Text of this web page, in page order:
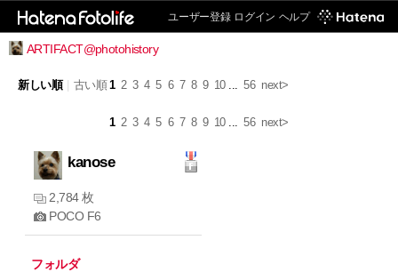
ユーザー登録 ログイン ヘルプ
ARTIFACT@photohistory
1 2 3 4 5 6 7 8 9 10... 56 next>
新しい順 古い順
1 2 3 4 5 6 7 8 9 10... 56 next>
kanose
2,784 枚
POCO F6
フォルダ